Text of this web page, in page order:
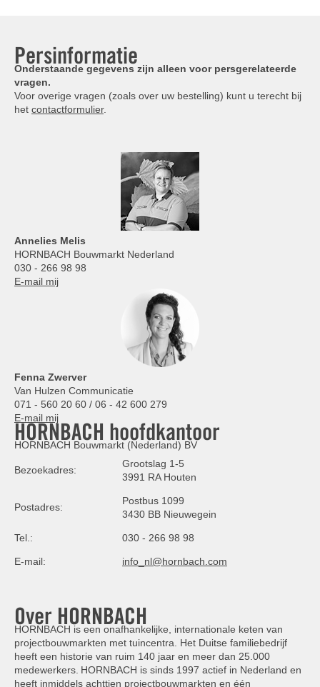
Persinformatie
Onderstaande gegevens zijn alleen voor persgerelateerde
vragen.
Voor overige vragen (zoals over uw bestelling) kunt u terecht bij
het contactformulier.
Annelies Melis
HORNBACH Bouwmarkt Nederland
030 - 266 98 98
E-mail mij
Fenna Zwerver
Van Hulzen Communicatie
071 - 560 20 60 / 06 - 42 600 279
E-mail mij
HORNBACH hoofdkantoor
HORNBACH Bouwmarkt (Nederland) BV
Bezoekadres:
Grootslag 1-5
3991 RA Houten
Postadres:
Postbus 1099
3430 BB Nieuwegein
Tel.: 030 - 266 98 98
E-mail: info_nl@hornbach.com
Over HORNBACH
HORNBACH is een onafhankelijke, internationale keten van
projectbouwmarkten met tuincentra. Het Duitse familiebedrijf
heeft een historie van ruim 140 jaar en meer dan 25.000
medewerkers. HORNBACH is sinds 1997 actief in Nederland en
heeft inmiddels achttien projectbouwmarkten en één